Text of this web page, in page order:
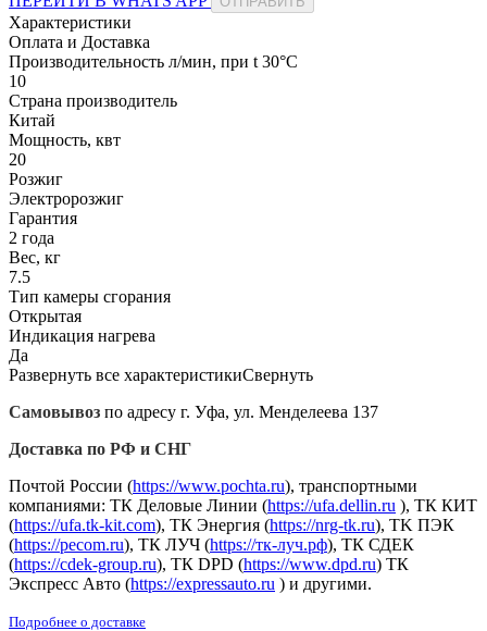
Характеристики
Оплата и Доставка
Производительность л/мин, при t 30°C
10
Страна производитель
Китай
Мощность, квт
20
Розжиг
Электророзжиг
Гарантия
2 года
Вес, кг
7.5
Тип камеры сгорания
Открытая
Индикация нагрева
Да
Развернуть все характеристикиСвернуть
Самовывоз по адресу г. Уфа, ул. Менделеева 137
Доставка по РФ и СНГ
Почтой России (https://www.pochta.ru), транспортными
компаниями: ТК Деловые Линии (https://ufa.dellin.ru ), ТК КИТ
(https://ufa.tk-kit.com), ТК Энергия (https://nrg-tk.ru), ТK ПЭК
(https://pecom.ru), ТК ЛУЧ (https://тк-луч.рф), ТК СДЕК
(https://cdek-group.ru), ТК DPD (https://www.dpd.ru) ТК
Экспресс Авто (https://expressauto.ru ) и другими.
Подробнее о доставке